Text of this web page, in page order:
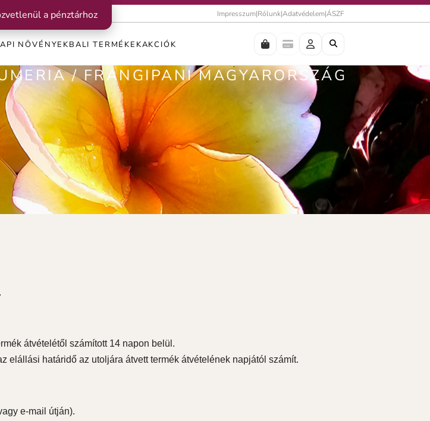
Impresszum|Rólunk|Adatvédelem|ÁSZF
NÖVÉNYEKBALI TERMÉKEKAKCIÓK
/ FRANGIPANI MAGYARORSZÁG
átvételétől számított 14 napon belül.
elállási határidő az utoljára átvett termék átvételének napjától számít.
e-mail útján).
a pénztárhoz